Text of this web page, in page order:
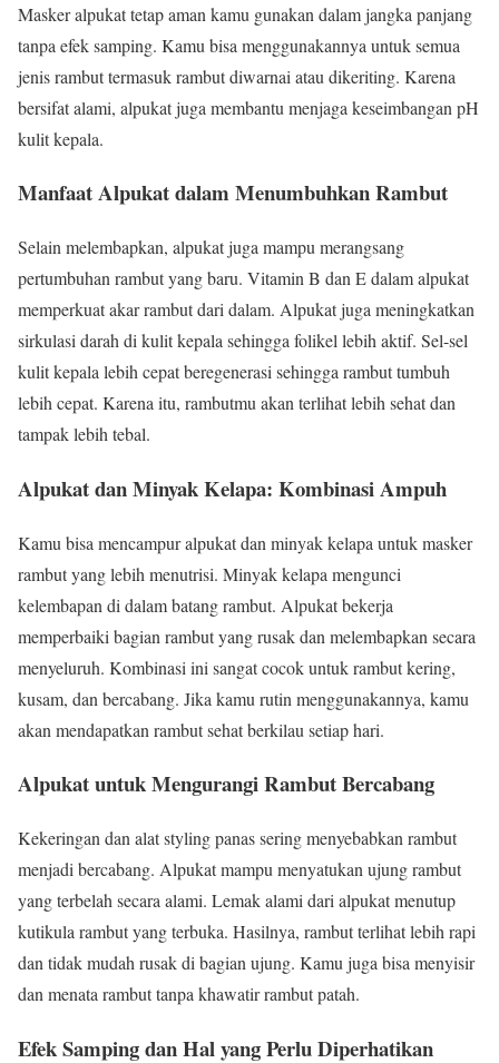
Masker alpukat tetap aman kamu gunakan dalam jangka panjang
tanpa efek samping. Kamu bisa menggunakannya untuk semua
jenis rambut termasuk rambut diwarnai atau dikeriting. Karena
bersifat alami, alpukat juga membantu menjaga keseimbangan pH
kulit kepala.
Manfaat Alpukat dalam Menumbuhkan Rambut
Selain melembapkan, alpukat juga mampu merangsang
pertumbuhan rambut yang baru. Vitamin B dan E dalam alpukat
memperkuat akar rambut dari dalam. Alpukat juga meningkatkan
sirkulasi darah di kulit kepala sehingga folikel lebih aktif. Sel-sel
kulit kepala lebih cepat beregenerasi sehingga rambut tumbuh
lebih cepat. Karena itu, rambutmu akan terlihat lebih sehat dan
tampak lebih tebal.
Alpukat dan Minyak Kelapa: Kombinasi Ampuh
Kamu bisa mencampur alpukat dan minyak kelapa untuk masker
rambut yang lebih menutrisi. Minyak kelapa mengunci
kelembapan di dalam batang rambut. Alpukat bekerja
memperbaiki bagian rambut yang rusak dan melembapkan secara
menyeluruh. Kombinasi ini sangat cocok untuk rambut kering,
kusam, dan bercabang. Jika kamu rutin menggunakannya, kamu
akan mendapatkan rambut sehat berkilau setiap hari.
Alpukat untuk Mengurangi Rambut Bercabang
Kekeringan dan alat styling panas sering menyebabkan rambut
menjadi bercabang. Alpukat mampu menyatukan ujung rambut
yang terbelah secara alami. Lemak alami dari alpukat menutup
kutikula rambut yang terbuka. Hasilnya, rambut terlihat lebih rapi
dan tidak mudah rusak di bagian ujung. Kamu juga bisa menyisir
dan menata rambut tanpa khawatir rambut patah.
Efek Samping dan Hal yang Perlu Diperhatikan